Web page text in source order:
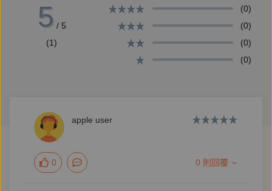
的不只是外表，還有隨之而來的思想革命。
‧法律、時間、家庭觀念的變化，是怎麼體現在一般台
‧在台灣人的想法裡，西醫和漢醫是怎麼一起照顧自己
的身體呢？
‧比起洗澡，以前的台灣人竟然更在意洗衣服這件事。
5 / 5
(1)
(0)
(0)
(0)
(0)
apple user
0 0 則回覆